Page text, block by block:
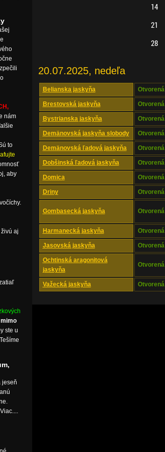
14
21
28
20.07.2025, nedeľa
Belianska jaskyňa Otvorená
Brestovská jaskyňa Otvorená
Bystrianska jaskyňa Otvorená
Demänovská jaskyňa slobody Otvorená
Demänovská ľadová jaskyňa Otvorená
Dobšinská ľadová jaskyňa Otvorená
Domica Otvorená
Driny Otvorená
Gombasecká jaskyňa Otvorená
Harmanecká jaskyňa Otvorená
Jasovská jaskyňa Otvorená
Ochtinská aragonitová
jaskyňa
Otvorená
Važecká jaskyňa Otvorená
nám
to
aby
aj
ste u
jeseň